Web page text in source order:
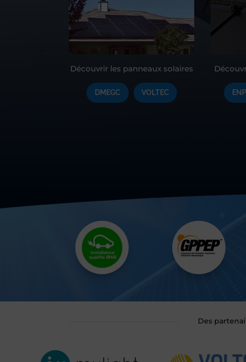
Découvrir les panneaux solaires
DMEGC VOLTEC
Des